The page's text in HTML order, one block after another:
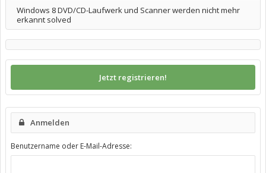
Windows 8 DVD/CD-Laufwerk und Scanner werden nicht mehr
erkannt solved
Jetzt registrieren!
Anmelden
Benutzername oder E-Mail-Adresse: